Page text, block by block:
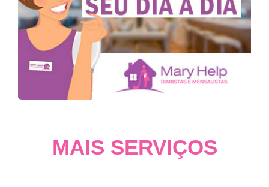
MAIS SERVIÇOS